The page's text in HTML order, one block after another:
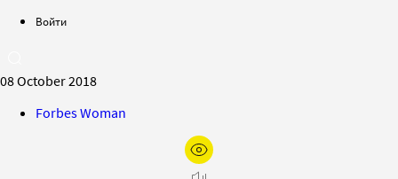
Войти
08 October 2018
Forbes Woman